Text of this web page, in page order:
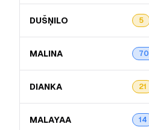
DUŠŅILO 5
MALINA 70
DIANKA 21
MALAYAA 14